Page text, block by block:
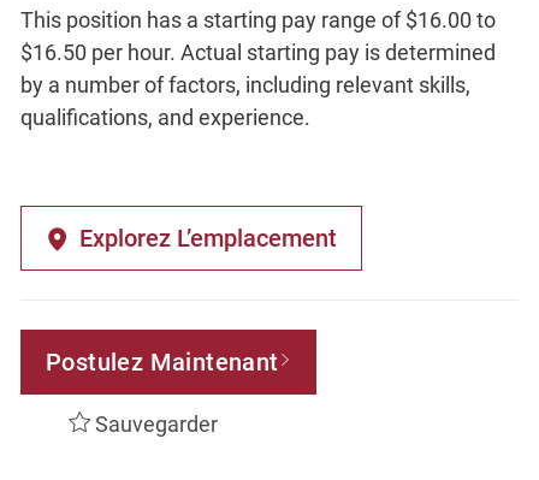
This position has a starting pay range of $16.00 to
$16.50 per hour. Actual starting pay is determined
by a number of factors, including relevant skills,
qualifications, and experience.
Explorez L’emplacement
Postulez Maintenant
Sauvegarder